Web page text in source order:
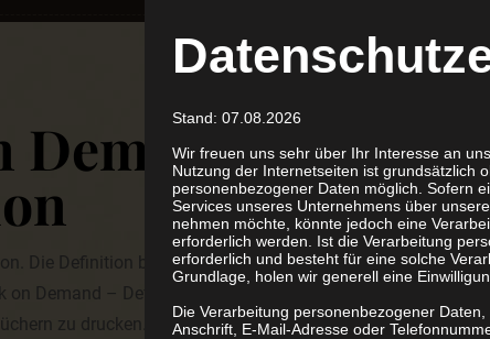
Demand
Die Definition bedeutet „drucken auf Abruf oder
on Demand – Definition – hilft Ihnen die gerade
zu drucken. Book on Demand hat den Vorteil,
Stand: 07.08.2026
Wir freuen uns sehr über Ihr Interesse an
Nutzung der Internetseiten ist grundsätzlich
personenbezogener Daten möglich. Sofern
Services unseres Unternehmens über
nehmen möchte, könnte jedoch eine
erforderlich werden. Ist die Verarbeitung
erforderlich und besteht für eine solche
Grundlage, holen wir generell eine
Die Verarbeitung personenbezogener
Anschrift, E-Mail-Adresse oder